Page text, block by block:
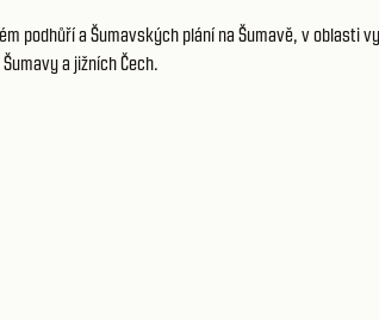
podhůří a Šumavských plání na Šumavě, v oblasti
a jižních Čech.